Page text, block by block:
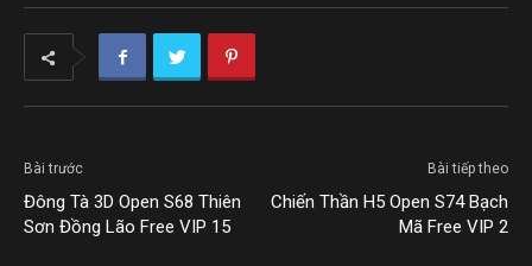
Bài trước
Đông Tà 3D Open S68 Thiên
Sơn Đồng Lão Free VIP 15
Bài tiếp theo
Chiến Thần H5 Open S74 Bạch
Mã Free VIP 2